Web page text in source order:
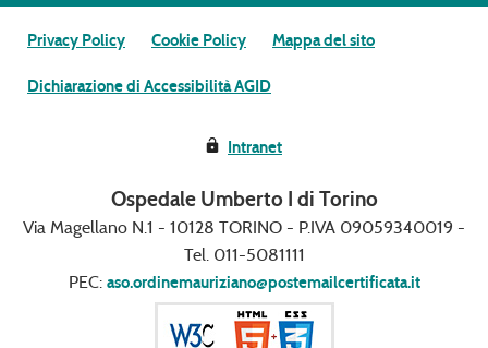
Privacy Policy Cookie Policy Mappa del sito
Dichiarazione di Accessibilità AGID
Intranet
Ospedale Umberto I di Torino
Via Magellano N.1 - 10128 TORINO - P.IVA 09059340019 -
Tel. 011-5081111
PEC: aso.ordinemauriziano@postemailcertificata.it